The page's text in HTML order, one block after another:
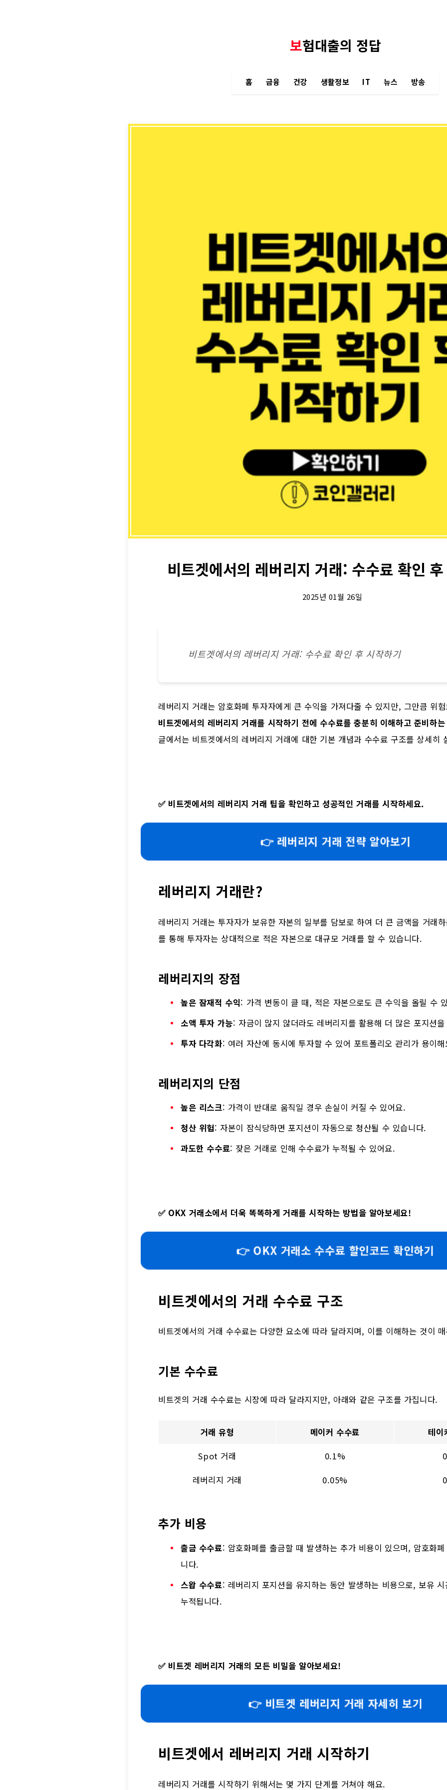
보험대출의 정답
홈 금융 건강 생활정보 IT 뉴스 방송
비트겟에서의 레버리지 거래: 수수료 확인
2025년 01월 26일
비트겟에서의 레버리지 거래: 수수료 확인 후 시작하기
레버리지 거래는 암호화폐 투자자에게 큰 수익을 가져다줄 수 있지만, 그만큼 위
비트겟에서의 레버리지 거래를 시작하기 전에 수수료를 충분히 이해하고 준비하
글에서는 비트겟에서의 레버리지 거래에 대한 기본 개념과 수수료 구조를 상세히
✅ 비트겟에서의 레버리지 거래 팁을 확인하고 성공적인 거래를 시작하세요.
👉 레버리지 거래 전략 알아보기
레버리지 거래란?
레버리지 거래는 투자자가 보유한 자본의 일부를 담보로 하여 더 큰 금액을 거래
를 통해 투자자는 상대적으로 적은 자본으로 대규모 거래를 할 수 있습니다.
레버리지의 장점
높은 잠재적 수익: 가격 변동이 클 때, 적은 자본으로도 큰 수익을 올릴 수
소액 투자 가능: 자금이 많지 않더라도 레버리지를 활용해 더 많은 포지션
투자 다각화: 여러 자산에 동시에 투자할 수 있어 포트폴리오 관리가 용이
레버리지의 단점
높은 리스크: 가격이 반대로 움직일 경우 손실이 커질 수 있어요.
청산 위험: 자본이 잠식당하면 포지션이 자동으로 청산될 수 있습니다.
과도한 수수료: 잦은 거래로 인해 수수료가 누적될 수 있어요.
✅ OKX 거래소에서 더욱 똑똑하게 거래를 시작하는 방법을 알아보세요!
👉 OKX 거래소 수수료 할인코드 확인하기
비트겟에서의 거래 수수료 구조
비트겟에서의 거래 수수료는 다양한 요소에 따라 달라지며, 이를 이해하는 것이
기본 수수료
비트겟의 거래 수수료는 시장에 따라 달라지지만, 아래와 같은 구조를 가집니다.
거래 유형 메이커 수수료
테이
Spot 거래
0.1%
레버리지 거래
0.05%
추가 비용
출금 수수료: 암호화폐를 출금할 때 발생하는 추가 비용이 있으며, 암호화
니다.
스왑 수수료: 레버리지 포지션을 유지하는 동안 발생하는 비용으로, 보유
누적됩니다.
✅ 비트겟 레버리지 거래의 모든 비밀을 알아보세요!
👉 비트겟 레버리지 거래 자세히 보기
비트겟에서 레버리지 거래 시작하기
레버리지 거래를 시작하기 위해서는 몇 가지 단계를 거쳐야 해요.